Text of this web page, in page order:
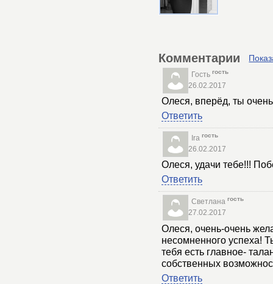
Комментарии
Гость гость
26.02.2017
Олеся, вперёд, ты
Ответить
Ira гость
26.02.2017
Олеся, удачи тебе!!!
Ответить
Светлана гость
27.02.2017
Олеся, очень-очень
несомненного успеха!
тебя есть главное-
собственных
Ответить